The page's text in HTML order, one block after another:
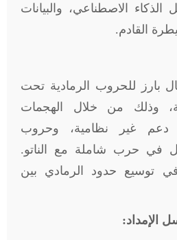
الاصطناعي، والبيانات
القادم.
بارز للحروب الرمادية تحت
وذلك من خلال الهجمات
دعم غير نظامية، وحروب
في حرب شاملة مع الناتو.
توسيع حدود الرمادي بين